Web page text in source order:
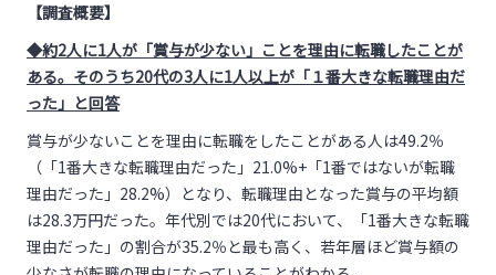
【調査概要】
◆約2人に1人が「賞与が少ない」ことを理由に転職したことが
ある。そのうち20代の3人に1人以上が「１番大きな転職理由だ
った」と回答
賞与が少ないことを理由に転職をしたことがある人は49.2％
（「1番大きな転職理由だった」21.0%+「1番ではないが転職
理由だった」28.2%）となり、転職理由となった賞与の平均額
は28.3万円だった。年代別では20代において、「1番大きな転職
理由だった」の割合が35.2％と最も高く、若年層ほど賞与額の